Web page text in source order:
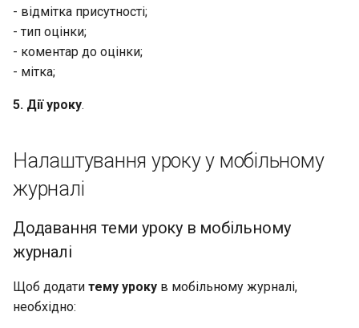
- відмітка присутності;
- тип оцінки;
- коментар до оцінки;
- мітка;
5. Дії уроку.
Налаштування уроку у мобільному
журналі
Додавання теми уроку в мобільному
журналі
Щоб додати тему уроку в мобільному журналі,
необхідно: